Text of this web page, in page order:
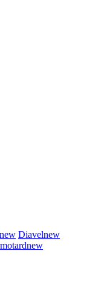
new Diavelnew
new